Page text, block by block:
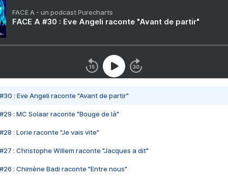
FACE A - un podcast Purecharts
FACE A #30 : Eve Angeli raconte "Avant de partir"
#30 : Eve Angeli raconte "Avant de partir"
#29 : MC Solaar raconte "Bouge de là"
#28 : Lorie raconte "Je vais vite"
#27 : Christophe Willem raconte "Jacques a dit"
#26 : Chimène Badi raconte "Entre nous"